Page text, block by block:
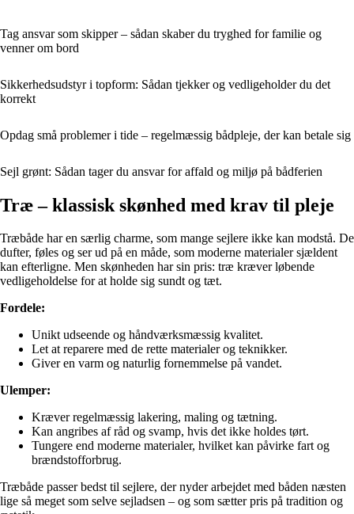
Tag ansvar som skipper – sådan skaber du tryghed for familie og
venner om bord
Sikkerhedsudstyr i topform: Sådan tjekker og vedligeholder du det
korrekt
Opdag små problemer i tide – regelmæssig bådpleje, der kan betale sig
Sejl grønt: Sådan tager du ansvar for affald og miljø på bådferien
Træ – klassisk skønhed med krav til pleje
Træbåde har en særlig charme, som mange sejlere ikke kan modstå. De
dufter, føles og ser ud på en måde, som moderne materialer sjældent
kan efterligne. Men skønheden har sin pris: træ kræver løbende
vedligeholdelse for at holde sig sundt og tæt.
Fordele:
Unikt udseende og håndværksmæssig kvalitet.
Let at reparere med de rette materialer og teknikker.
Giver en varm og naturlig fornemmelse på vandet.
Ulemper:
Kræver regelmæssig lakering, maling og tætning.
Kan angribes af råd og svamp, hvis det ikke holdes tørt.
Tungere end moderne materialer, hvilket kan påvirke fart og
brændstofforbrug.
Træbåde passer bedst til sejlere, der nyder arbejdet med båden næsten
lige så meget som selve sejladsen – og som sætter pris på tradition og